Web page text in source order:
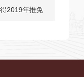
治理的中国
2019年推免